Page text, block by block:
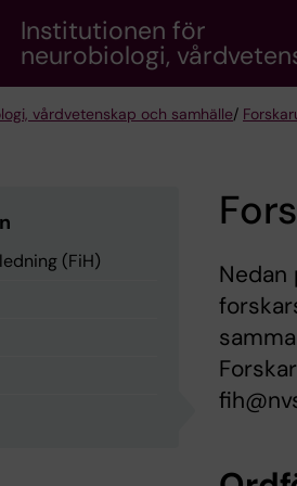
Institutionen för
neurobiologi,
vårdvetenskap och samhälle/
(FiH)